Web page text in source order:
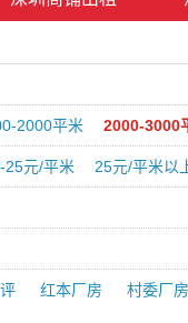
2000平米 2000-3000
25元/平米 25元/平米以
红本厂房 村委厂房